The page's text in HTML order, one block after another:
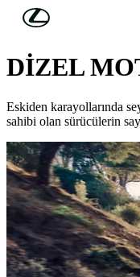
Skip to Main Content
LEXUS'U KEŞFEDİN
DİZEL
Eskiden karayollarında
sahibi olan sürücülerin